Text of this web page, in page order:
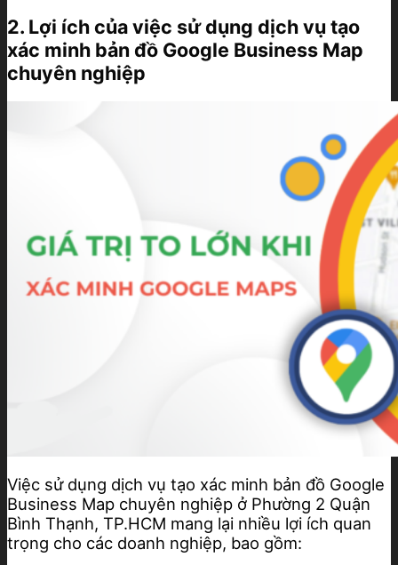
2. Lợi ích của việc sử dụng dịch vụ tạo
xác minh bản đồ Google Business Map
chuyên nghiệp
Việc sử dụng dịch vụ tạo xác minh bản đồ Google
Business Map chuyên nghiệp ở Phường 2 Quận
Bình Thạnh, TP.HCM mang lại nhiều lợi ích quan
trọng cho các doanh nghiệp, bao gồm: